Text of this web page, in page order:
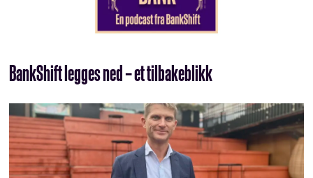
BankShift legges ned – et tilbakeblikk